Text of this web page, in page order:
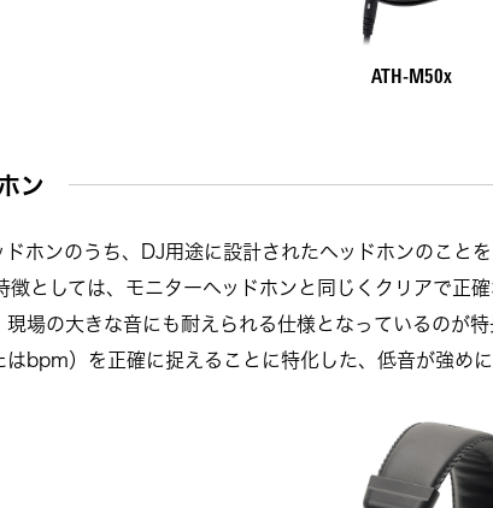
ATH-M50x
ン
ドホンのうち、DJ用途に設計されたヘッドホンのこと
徴としては、モニターヘッドホンと同じくクリアで正
現場の大きな音にも耐えられる仕様となっているのが
はbpm）を正確に捉えることに特化した、低音が強め